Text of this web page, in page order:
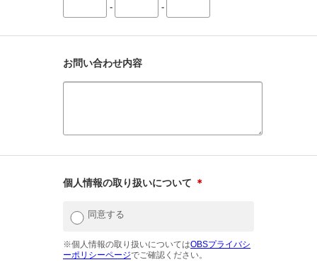
- -
お問い合わせ内容
個人情報の取り扱いについて ＊
同意する
※個人情報の取り扱いについてはOBSプライバシ
ーポリシーページでご確認ください。